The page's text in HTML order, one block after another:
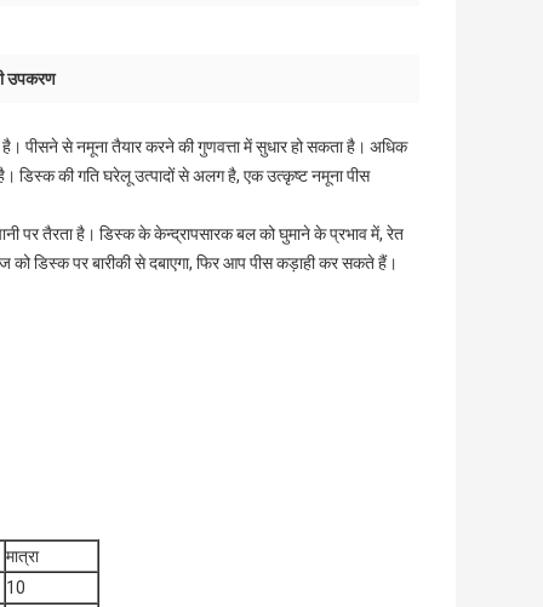
उपकरण
पीसने से नमूना तैयार करने की गुणवत्ता में सुधार हो सकता है। अधिक
डिस्क की गति घरेलू उत्पादों से अलग है, एक उत्कृष्ट नमूना पीस
पर तैरता है। डिस्क के केन्द्रापसारक बल को घुमाने के प्रभाव में, रेत
डिस्क पर बारीकी से दबाएगा, फिर आप पीस कड़ाही कर सकते हैं।
मात्रा
10